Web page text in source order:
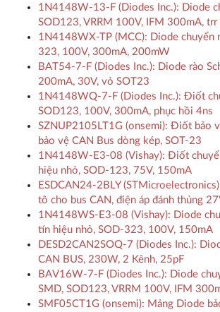
1N4148W-13-F (Diodes Inc.): Diode
SOD123, VRRM 100V, IFM 300mA, trr
1N4148WX-TP (MCC): Diode chuyển
323, 100V, 300mA, 200mW
BAT54-7-F (Diodes Inc.): Diode rào
200mA, 30V, vỏ SOT23
1N4148WQ-7-F (Diodes Inc.): Điốt
SOD123, 100V, 300mA, phục hồi 4ns
SZNUP2105LT1G (onsemi): Điốt bảo
bảo vệ CAN Bus dòng kép, SOT-23
1N4148W-E3-08 (Vishay): Điốt
hiệu nhỏ, SOD-123, 75V, 150mA
ESDCAN24-2BLY
tô cho bus CAN, điện áp đánh thủng
1N4148WS-E3-08 (Vishay): Diode
tín hiệu nhỏ, SOD-323, 100V, 150mA
DESD2CAN2SOQ-7 (Diodes Inc.):
CAN BUS, 230W, 2 Kênh, 25pF
BAV16W-7-F (Diodes Inc.): Diode
SMD, SOD123, VRRM 100V, IFM
SMF05CT1G (onsemi): Mảng Diode